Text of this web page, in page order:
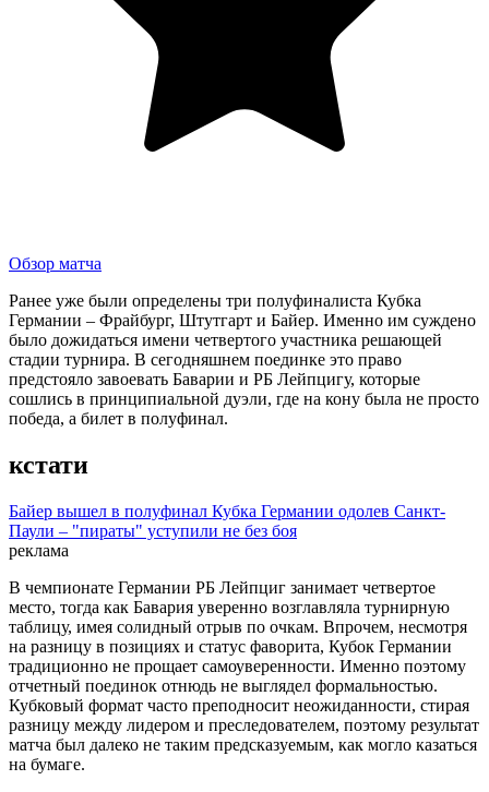
Обзор матча
Ранее уже были определены три полуфиналиста Кубка
Германии – Фрайбург, Штутгарт и Байер. Именно им суждено
было дожидаться имени четвертого участника решающей
стадии турнира. В сегодняшнем поединке это право
предстояло завоевать Баварии и РБ Лейпцигу, которые
сошлись в принципиальной дуэли, где на кону была не просто
победа, а билет в полуфинал.
кстати
Байер вышел в полуфинал Кубка Германии одолев Санкт-
Паули – "пираты" уступили не без боя
реклама
В чемпионате Германии РБ Лейпциг занимает четвертое
место, тогда как Бавария уверенно возглавляла турнирную
таблицу, имея солидный отрыв по очкам. Впрочем, несмотря
на разницу в позициях и статус фаворита, Кубок Германии
традиционно не прощает самоуверенности. Именно поэтому
отчетный поединок отнюдь не выглядел формальностью.
Кубковый формат часто преподносит неожиданности, стирая
разницу между лидером и преследователем, поэтому результат
матча был далеко не таким предсказуемым, как могло казаться
на бумаге.